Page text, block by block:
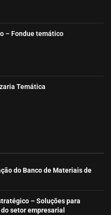
– Fondue temático
Temática
do Banco de Materiais de
– Soluções para
setor empresarial